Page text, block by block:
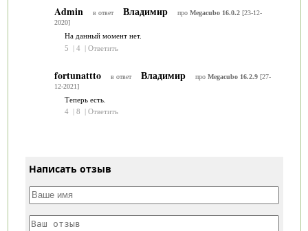
Admin в ответ Владимир про Megacubo 16.0.2[23-12-
2020]
На данный момент нет.
5
| 4 | Ответить
fortunattto в ответ Владимир про Megacubo 16.2.9[27-
12-2021]
Теперь есть.
4 | 8 | Ответить
Написать отзыв